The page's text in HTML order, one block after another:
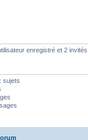
enregistré et 2 invités
sujets